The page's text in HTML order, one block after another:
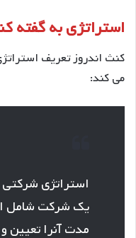
استراتژی به گفته
کنث اندروز تعریف
می کند:
استراتژی
یک شرکت شامل
مدت آنرا تعیین